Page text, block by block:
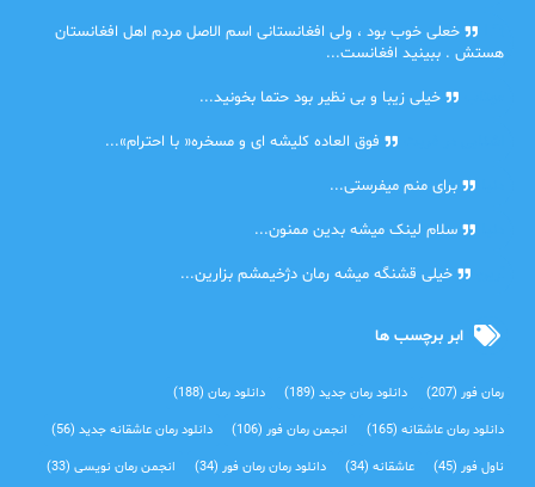
خعلی خوب بود ، ولی افغانستانی اسم الاصل مردم اهل افغانستان
هستش . ببینید افغانست...
خیلی زیبا و بی نظیر بود حتما بخونید...
فوق العاده کلیشه ای و مسخره« با احترام»...
برای منم میفرستی...
سلام لینک میشه بدین ممنون...
خیلی قشنگه میشه رمان دژخیمشم بزارین...
ابر برچسب ها
رمان فور(207) دانلود رمان جدید(189) دانلود رمان(188)
دانلود رمان عاشقانه(165) انجمن رمان فور(106) دانلود رمان عاشقانه جدید(56)
ناول فور(45) عاشقانه(34) دانلود رمان رمان فور(34) انجمن رمان نویسی(33)